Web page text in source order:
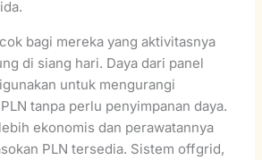
bagi mereka yang aktivitasnya
di siang hari. Daya dari panel
untuk mengurangi
tanpa perlu penyimpanan daya.
ekonomis dan perawatannya
PLN tersedia. Sistem offgrid,